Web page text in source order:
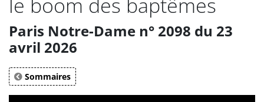
Paris Notre-Dame n° 2098 du 23
avril 2026
Sommaires